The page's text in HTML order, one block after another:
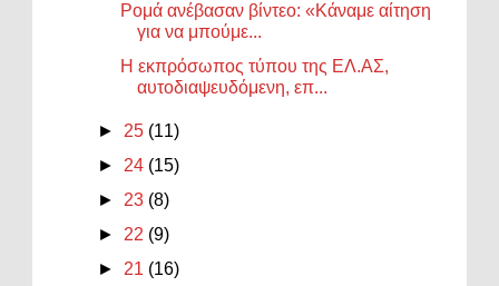
Ρομά ανέβασαν βίντεο: «Κάναμε αίτηση
για να μπούμε...
Η εκπρόσωπος τύπου της ΕΛ.ΑΣ,
αυτοδιαψευδόμενη, επ...
► 25 (11)
► 24 (15)
► 23 (8)
► 22 (9)
► 21 (16)